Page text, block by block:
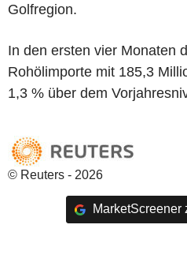
Golfregion.
In den ersten vier Monaten
Rohölimporte mit 185,3
1,3 % über dem
© Reuters - 2026
MarketScreener